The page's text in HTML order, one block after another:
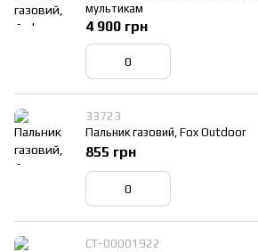
мультикам
4 900 грн
33723
Пальник газовий, Fox Outdoor
855 грн
СТ-00001922